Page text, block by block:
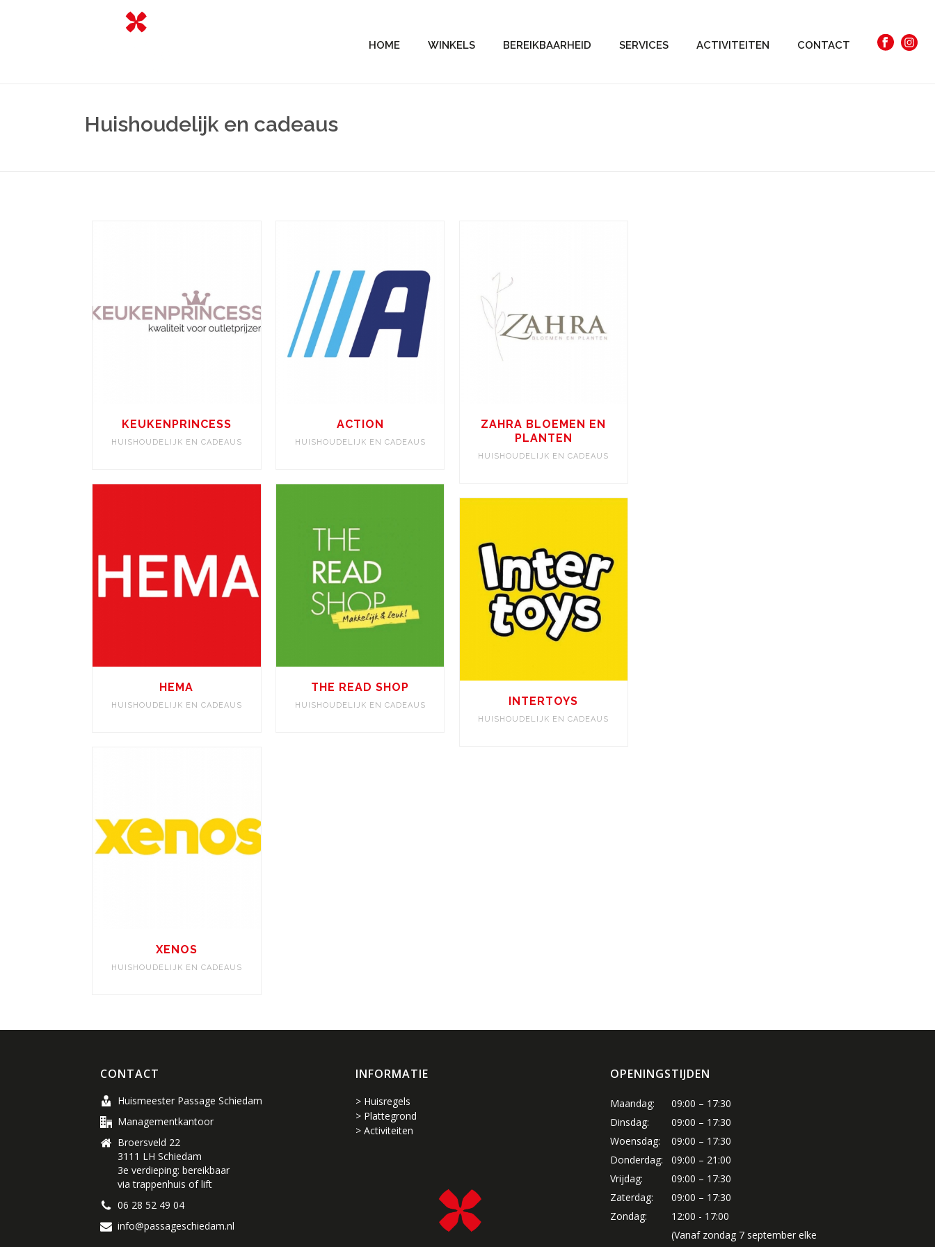
HOME WINKELS BEREIKBAARHEID SERVICES ACTIVITEITEN CONTACT
Huishoudelijk en cadeaus
KEUKENPRINCESS
HUISHOUDELIJK EN CADEAUS
ACTION
HUISHOUDELIJK EN CADEAUS
ZAHRA BLOEMEN EN
PLANTEN
HUISHOUDELIJK EN CADEAUS
HEMA
HUISHOUDELIJK EN CADEAUS
THE READ SHOP
HUISHOUDELIJK EN CADEAUS INTERTOYS
HUISHOUDELIJK EN CADEAUS
XENOS
HUISHOUDELIJK EN CADEAUS
CONTACT
Huismeester Passage Schiedam
Managementkantoor
Broersveld 22
3111 LH Schiedam
3e verdieping: bereikbaar
via trappenhuis of lift
06 28 52 49 04
info@passageschiedam.nl
INFORMATIE
> Huisregels
> Plattegrond
> Activiteiten
OPENINGSTIJDEN
Maandag:
09:00 – 17:30
Dinsdag:
09:00 – 17:30
Woensdag:
09:00 – 17:30
Donderdag:
09:00 – 21:00
Vrijdag:
09:00 – 17:30
Zaterdag:
09:00 – 17:30
Zondag:
12:00 - 17:00
(Vanaf zondag 7 september elke